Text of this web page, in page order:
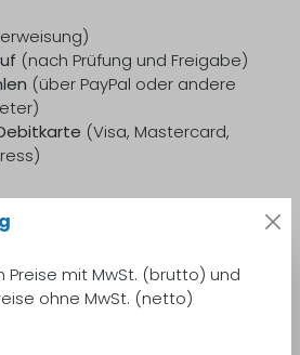
(nach Prüfung und Freigabe)
(über PayPal oder andere
(Visa, Mastercard,
Ware ausschließlich mit
Preise mit MwSt. (brutto) und
ohne MwSt. (netto)